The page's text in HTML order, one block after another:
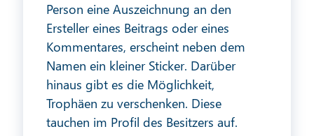
Person eine Auszeichnung an den
Ersteller eines Beitrags oder eines
Kommentares, erscheint neben dem
Namen ein kleiner Sticker. Darüber
hinaus gibt es die Möglichkeit,
Trophäen zu verschenken. Diese
tauchen im Profil des Besitzers auf.